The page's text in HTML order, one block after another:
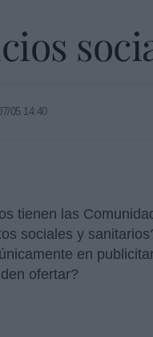
05 14:40
tienen las
sociales y
en
ofertar?